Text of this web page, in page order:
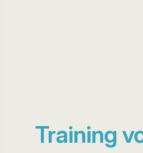
Training